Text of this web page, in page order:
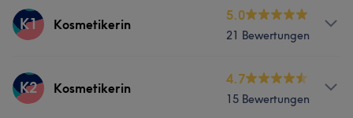
K1 Kosmetikerin
5.0
21 Bewertungen
Info
✨ Carmen Rusu – Die Kunst der Ästhetik &
K2 Kosmetikerin
4.7
15 Bewertungen